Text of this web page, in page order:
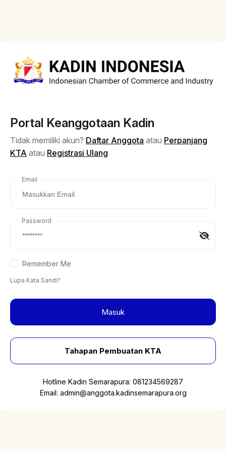
Portal Keanggotaan Kadin
Tidak memiliki akun? Daftar Anggota atau Perpanjang
KTA atau Registrasi Ulang
Email
Password
Remember Me
Lupa Kata Sandi?
Masuk
Tahapan Pembuatan KTA
Hotline Kadin Semarapura: 081234569287
Email: admin@anggota.kadinsemarapura.org